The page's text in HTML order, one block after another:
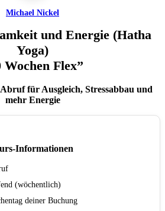
Michael Nickel
und Energie (Hatha
Yoga)
Wochen Flex”
für Ausgleich, Stressabbau und
mehr Energie
Informationen
(wöchentlich)
deiner Buchung